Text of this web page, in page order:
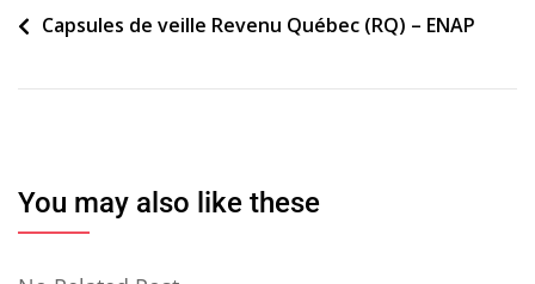
Navigation
l’article
Capsules de veille Revenu Québec (RQ) – ENAP
You may also like these